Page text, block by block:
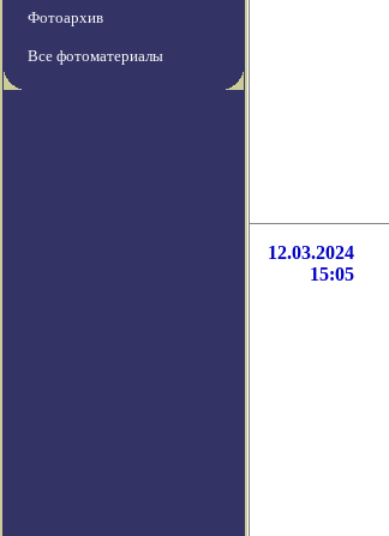
Фотоархив
Все фотоматериалы
12.03.2024
15:05